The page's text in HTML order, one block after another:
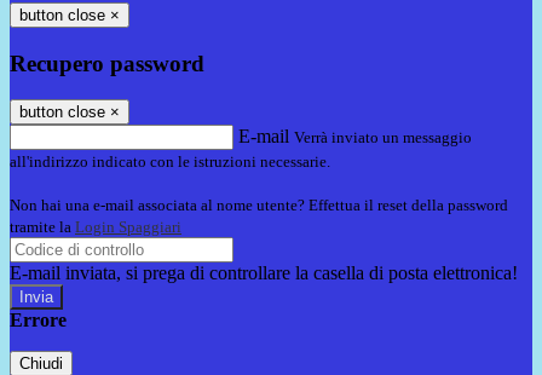
button close ×
Recupero password
button close ×
E-mail Verrà inviato un messaggio
all'indirizzo indicato con le istruzioni necessarie.
Non hai una e-mail associata al nome utente? Effettua il reset della password
tramite la Login Spaggiari
E-mail inviata, si prega di controllare la casella di posta elettronica!
Errore
Chiudi